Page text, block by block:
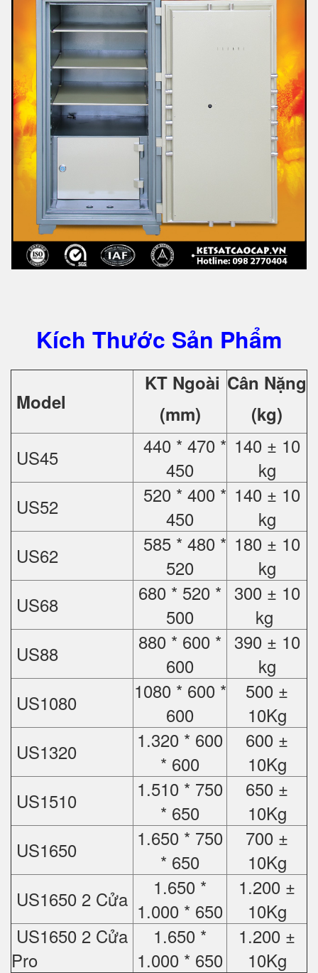
Kích Thước Sản Phẩm
Model
KT Ngoài
(mm)
Cân Nặng
(kg)
US45
440 * 470 *
450
140 ± 10
kg
US52
520 * 400 *
450
140 ± 10
kg
US62
585 * 480 *
520
180 ± 10
kg
US68
680 * 520 *
500
300 ± 10
kg
US88
880 * 600 *
600
390 ± 10
kg
US1080
1080 * 600 *
600
500 ±
10Kg
US1320
1.320 * 600
* 600
600 ±
10Kg
US1510
1.510 * 750
* 650
650 ±
10Kg
US1650
1.650 * 750
* 650
700 ±
10Kg
US1650 2 Cửa
1.650 *
1.000 * 650
1.200 ±
10Kg
US1650 2 Cửa
Pro
1.650 *
1.000 * 650
1.200 ±
10Kg